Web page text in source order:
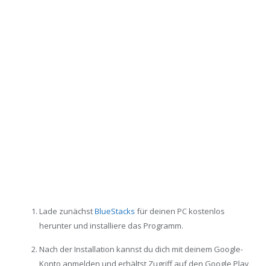
Lade zunächstBlueStacks für deinen PC kostenlos
herunter und installiere das Programm.
Nach der Installation kannst du dich mit deinem Google-
Konto anmelden und erhältst Zugriff auf den Google Play